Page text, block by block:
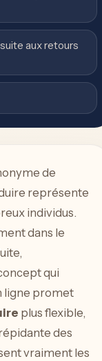
aux retours
de
représente
individus.
dans le
qui
ligne promet
plus flexible,
des
vraiment les